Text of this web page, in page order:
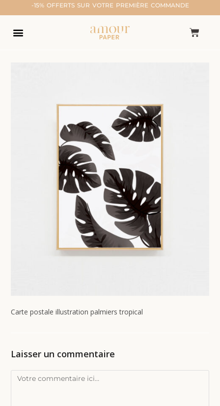
-15% OFFERTS SUR VOTRE PREMIÈRE COMMANDE
Carte postale illustration palmiers tropical
Laisser un commentaire